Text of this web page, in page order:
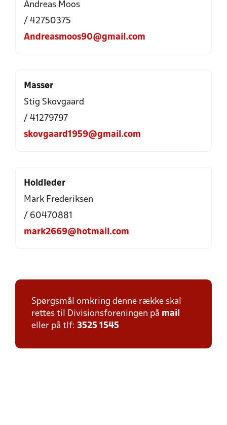
Andreas Moos
/ 42750375
Andreasmoos90@gmail.com
Massør
Stig Skovgaard
/ 41279797
skovgaard1959@gmail.com
Holdleder
Mark Frederiksen
/ 60470881
mark2669@hotmail.com
Spørgsmål omkring denne række skal
rettes til Divisionsforeningen på mail
eller på tlf: 3525 1545